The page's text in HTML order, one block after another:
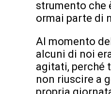
strumento che
ormai parte di
Al momento
alcuni di noi
agitati, perché
non riuscire a